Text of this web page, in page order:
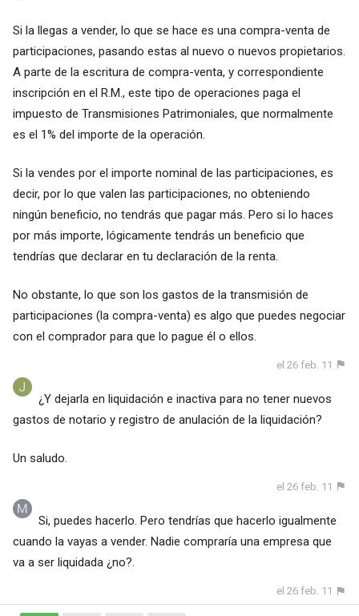
Si la llegas a vender, lo que se hace es una compra-venta de
participaciones, pasando estas al nuevo o nuevos propietarios.
A parte de la escritura de compra-venta, y correspondiente
inscripción en el R.M., este tipo de operaciones paga el
impuesto de Transmisiones Patrimoniales, que normalmente
es el 1% del importe de la operación.
Si la vendes por el importe nominal de las participaciones, es
decir, por lo que valen las participaciones, no obteniendo
ningún beneficio, no tendrás que pagar más. Pero si lo haces
por más importe, lógicamente tendrás un beneficio que
tendrías que declarar en tu declaración de la renta.
No obstante, lo que son los gastos de la transmisión de
participaciones (la compra-venta) es algo que puedes negociar
con el comprador para que lo pague él o ellos.
el 26 feb. 11
¿Y dejarla en liquidación e inactiva para no tener nuevos
gastos de notario y registro de anulación de la liquidación?
Un saludo.
el 26 feb. 11
Si, puedes hacerlo. Pero tendrías que hacerlo igualmente
cuando la vayas a vender. Nadie compraría una empresa que
va a ser liquidada ¿no?.
el 26 feb. 11